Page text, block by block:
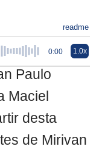
readme
0:00 1.0x
Paulo
Maciel
desta
de Mirivan